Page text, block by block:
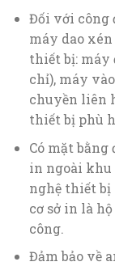
Đối với công
máy dao
thiết bị: máy
chỉ), máy
chuyền liên
thiết bị phù
Có mặt bằng
in ngoài khu
nghệ thiết bị
cơ sở in là
công.
Đảm bảo về